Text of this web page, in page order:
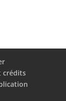
crédits